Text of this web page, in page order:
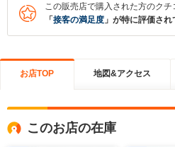
この販売店で購入された方のクチ
「接客の満足度 」が特に評価さ
お店TOP 地図&アクセス
このお店の在庫